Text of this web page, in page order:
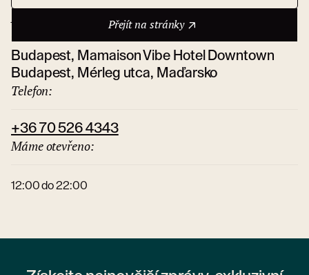
Přejít na stránky
Adresa:
Budapest, Mamaison Vibe Hotel Downtown
Budapest, Mérleg utca, Maďarsko
Telefon:
+36 70 526 4343
Máme otevřeno:
12:00 do 22:00